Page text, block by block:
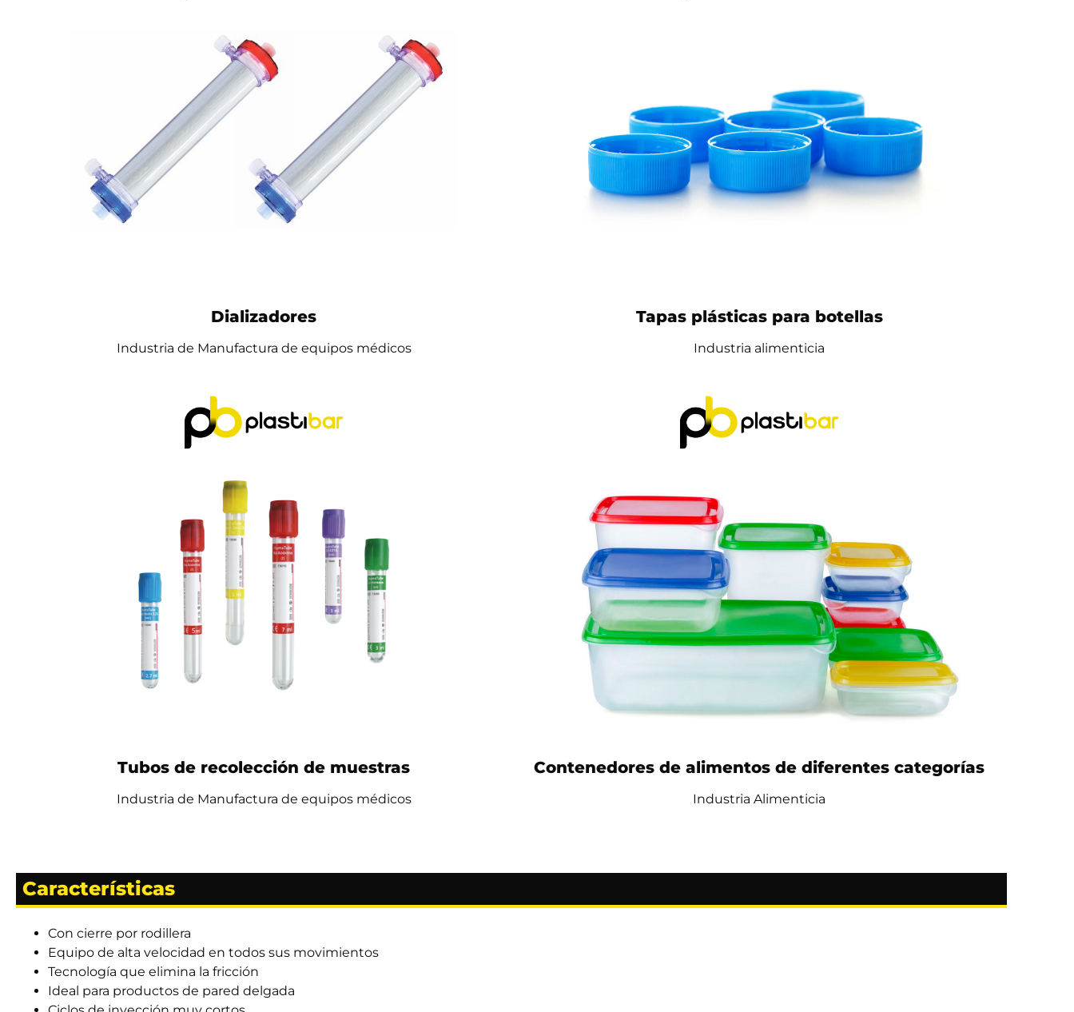
Dializadores
Industria de Manufactura de equipos médicos
Tubos de recolección de muestras
Industria de Manufactura de equipos médicos
Tapas plásticas para botellas
Industria alimenticia
Contenedores de alimentos de diferentes categorías
Industria Alimenticia
Características
Con cierre por rodillera
Equipo de alta velocidad en todos sus movimientos
Tecnología que elimina la fricción
Ideal para productos de pared delgada